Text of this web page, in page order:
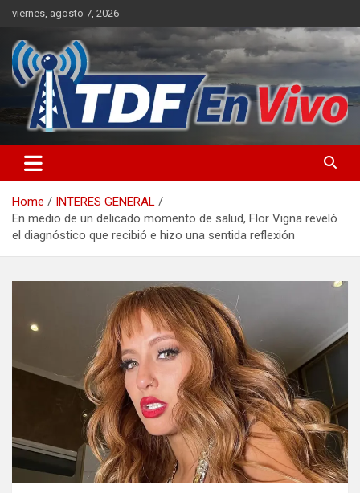
Skip
content
viernes, agosto 7, 2026
Home
INTERES GENERAL
En medio de un delicado momento de salud, Flor Vigna reveló
el diagnóstico que recibió e hizo una sentida reflexión